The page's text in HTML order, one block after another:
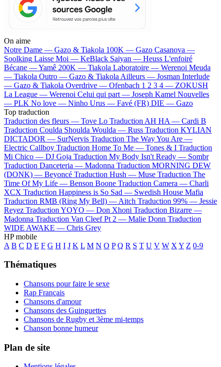
On aime
Notre Dame — Gazo & Tiakola 100K — Gazo Casanova —
Soolking Laisse Moi — KeBlack Saiyan — Heuss L'enfoiré
Bécane —Yamê 200K — Tiakola Laboratoire — Werenoi Meuda
— Tiakola Outro — Gazo & Tiakola Ailleurs — Josman Interlude
— Gazo & Tiakola Overdrive — Ofenbach 1 2 3 4 — ZOKUSH
La League — Werenoi Celui qui part — Joseph Kamel Nouvelles
— PLK No love — Ninho Urus — Favé (FR) DIE — Gazo
Top traduction
Traduction des fleurs — Tove Lo Traduction AH HA — Cardi B
Traduction Coulda Shoulda Woulda — Russ Traduction KYLIAN
DICTADOR — SurNervis Traduction The Way You Are —
Electric Callboy Traduction Home To Me — Tones & I Traduction
Mi Chico — DJ Goja Traduction My Body Isn't Ready — Sombr
Traduction Danceteria — Madonna Traduction MORNING DEW
(DONK) — Beyoncé Traduction Hush — Muse Traduction The
Time Of My Life — Benson Boone Traduction Camera — Charli
XCX Traduction Happiness is So Sad — Swedish House Mafia
Traduction RMB (Ring My Bell) — Aitch Traduction 99% — Jessie
Reyez Traduction YOYO — Don Xhoni Traduction Bizarre —
Madonna Traduction Van Cleef Pt 2 — Malie Donn Traduction
WIDE AWAKE — Chris Grey
HP mobile
A B C D E F G H I J K L M N O P Q R S T U V W X Y Z 0-9
Thématiques
Chansons pour faire le sexe
Rap Français
Chansons d'amour
Chansons des Guinguettes
Chansons de Rugby et 3ème mi-temps
Chanson bonne humeur
Plan de site